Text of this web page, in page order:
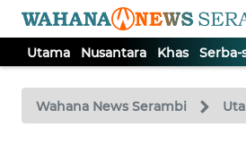
Utama Nusantara Khas Serba-
Wahana News Serambi
TV
Tutup